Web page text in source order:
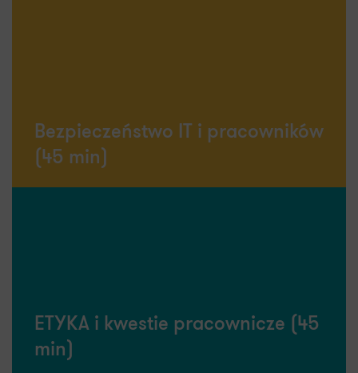
Bezpieczeństwo IT i pracowników
(45 min)
ETYKA i kwestie pracownicze (45
min)